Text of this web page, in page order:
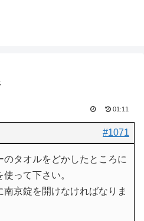
01:11
#1071
のタオルをどかしたところに
って下さい。
南京錠を開けなければなりま